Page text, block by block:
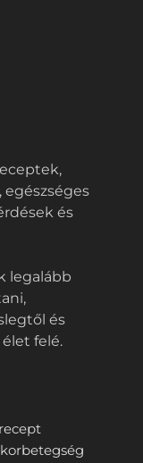
és
legalább
és
felé.